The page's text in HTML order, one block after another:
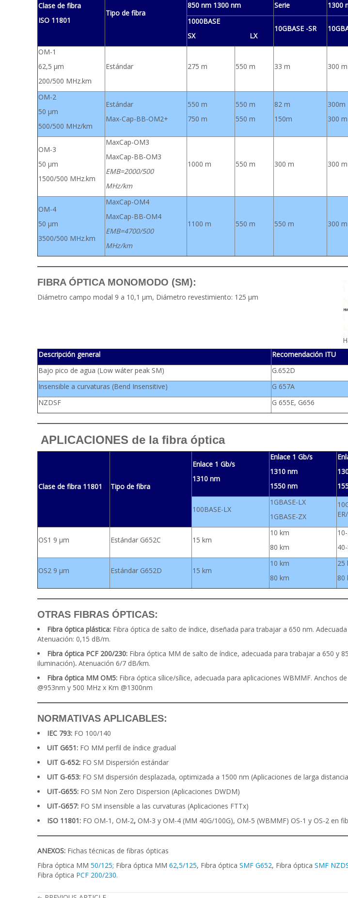
Clase de fibra
ISO 11801
Tipo de fibra
850 nm 1300 nm
Serie
1300
1000BASE
SX LX
10GBASE -SR
OM-1
62,5 µm
200/500 MHz.km
Estándar 275 m 550 m 33 m 300 m
OM-2
50 µm
500/500 MHz/km
Estándar
Max-Cap-BB-OM2+
550 m
750 m
550 m
550 m
82 m
150m
300m
300 m
OM-3
50 µm
1500/500 MHz.km
MaxCap-OM3
MaxCap-BB-OM3
EMB=2000/500
MHz/km
1000 m 550 m 300 m 300 m
OM-4
50 µm
3500/500 MHz.km
MaxCap-OM4
MaxCap-BB-OM4
EMB=4700/500
MHz/km
1100 m 550 m 550 m 300 m
FIBRA ÓPTICA MONOMODO (SM):
Diámetro campo modal 9 a 10,1 µm, Diámetro revestimiento: 125 µm
Descripción general
Recomendación ITU
Bajo pico de agua (Low wáter peak SM)
G.652D
Insensible a curvaturas (Bend Insensitive)
G 657A
NZDSF
G 655E, G656
APLICACIONES de la fibra óptica
Clase de fibra 11801 Tipo de fibra
Enlace 1 Gb/s
1310 nm
Enlace 1 Gb/s
1310 nm
1550 nm
100BASE-LX
1GBASE-LX
1GBASE-ZX
OS1 9 µm Estándar G652C 15 km
10 km
80 km
OS2 9 µm Estándar G652D 15 km
10 km
80 km
25
80
OTRAS FIBRAS ÓPTICAS:
Fibra óptica plástica: Fibra óptica de salto de índice, diseñada para trabajar a 650 nm.
Atenuación: 0,15 dB/m.
Fibra óptica PCF 200/230: Fibra óptica MM de salto de índice, adecuada para trabajar a 650 y
iluminación). Atenuación 6/7 dB/km.
Fibra óptica MM OM5: Fibra óptica sílice/sílice, adecuada para aplicaciones WBMMF. Anchos
@953nm y 500 MHz x Km @1300nm
NORMATIVAS APLICABLES:
IEC 793: FO 100/140
UIT G651: FO MM perfil de índice gradual
UIT G-652: FO SM Dispersión estándar
UIT G-653: FO SM dispersión desplazada, optimizada a 1500 nm (Aplicaciones de larga
UIT-G655: FO SM Non Zero Dispersion (Aplicaciones DWDM)
UIT-G657: FO SM insensible a las curvaturas (Aplicaciones FTTx)
ISO 11801: FO OM-1, OM-2, OM-3 y OM-4 (MM 40G/100G), OM-5 (WBMMF) OS-1 y OS-2 en
ANEXOS: Fichas técnicas de fibras ópticas
Fibra óptica MM 50/125; Fibra óptica MM 62,5/125, Fibra óptica SMF G652, Fibra óptica SMF
Fibra óptica PCF 200/230.